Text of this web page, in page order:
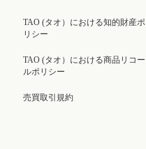
TAO (タオ）における知的財産ポ
リシー
TAO (タオ）における商品リコー
ルポリシー
売買取引規約